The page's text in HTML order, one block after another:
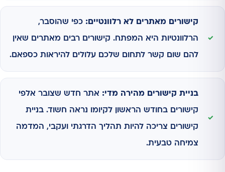
קישורים מאתרים לא רלוונטיים: כפי שהוסבר,
הרלוונטיות היא המפתח. קישורים רבים מאתרים שאין
להם שום קשר לתחום שלכם עלולים להיראות כספאם.
בניית קישורים מהירה מדי: אתר חדש שצובר אלפי
קישורים בחודש הראשון לקיומו נראה חשוד. בניית
קישורים צריכה להיות תהליך הדרגתי ועקבי, המדמה
צמיחה טבעית.